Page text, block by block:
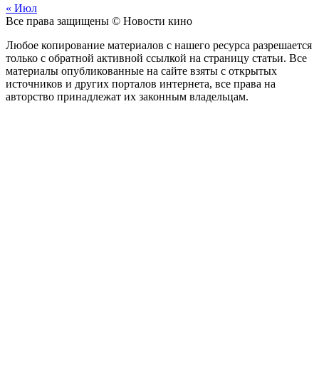
« Июл
Все права защищены © Новости кино
Любое копирование материалов с нашего ресурса разрешается
только с обратной активной ссылкой на страницу статьи. Все
материалы опубликованные на сайте взяты с открытых
источников и других порталов интернета, все права на
авторство принадлежат их законным владельцам.